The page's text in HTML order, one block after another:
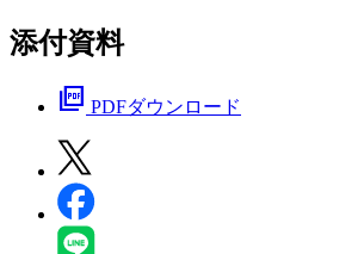
添付資料
picture_as_pdf PDFダウンロード